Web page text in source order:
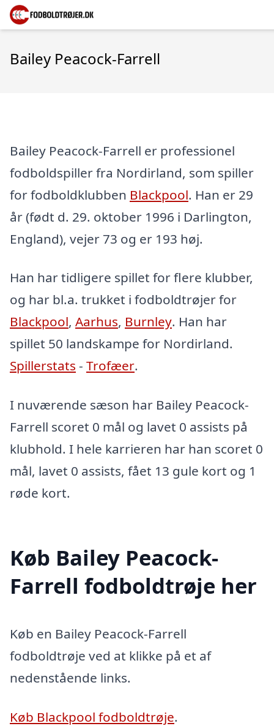
Bailey Peacock-Farrell
Bailey Peacock-Farrell er professionel
fodboldspiller fra Nordirland, som spiller
for fodboldklubben Blackpool. Han er 29
år (født d. 29. oktober 1996 i Darlington,
England), vejer 73 og er 193 høj.
Han har tidligere spillet for flere klubber,
og har bl.a. trukket i fodboldtrøjer for
Blackpool, Aarhus, Burnley. Han har
spillet 50 landskampe for Nordirland.
Spillerstats - Trofæer.
I nuværende sæson har Bailey Peacock-
Farrell scoret 0 mål og lavet 0 assists på
klubhold. I hele karrieren har han scoret 0
mål, lavet 0 assists, fået 13 gule kort og 1
røde kort.
Køb Bailey Peacock-
Farrell fodboldtrøje her
Køb en Bailey Peacock-Farrell
fodboldtrøje ved at klikke på et af
nedenstående links.
Køb Blackpool fodboldtrøje.